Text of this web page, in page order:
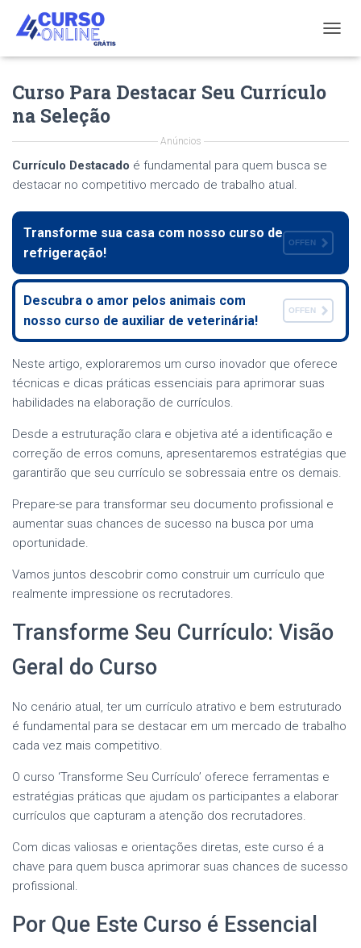
O
A
O
Curso Para Destacar Seu Currículo
na Seleção
Anúncios
Currículo Destacado é fundamental para quem busca se
destacar no competitivo mercado de trabalho atual.
Transforme sua casa com nosso curso de
refrigeração!
OFFEN
Descubra o amor pelos animais com
nosso curso de auxiliar de veterinária!
OFFEN
Neste artigo, exploraremos um curso inovador que oferece
técnicas e dicas práticas essenciais para aprimorar suas
habilidades na elaboração de currículos.
Desde a estruturação clara e objetiva até a identificação e
correção de erros comuns, apresentaremos estratégias que
garantirão que seu currículo se sobressaia entre os demais.
Prepare-se para transformar seu documento profissional e
aumentar suas chances de sucesso na busca por uma
oportunidade.
Vamos juntos descobrir como construir um currículo que
realmente impressione os recrutadores.
Transforme Seu Currículo: Visão
Geral do Curso
No cenário atual, ter um currículo atrativo e bem estruturado
é fundamental para se destacar em um mercado de trabalho
cada vez mais competitivo.
O curso ‘Transforme Seu Currículo’ oferece ferramentas e
estratégias práticas que ajudam os participantes a elaborar
currículos que capturam a atenção dos recrutadores.
Com dicas valiosas e orientações diretas, este curso é a
chave para quem busca aprimorar suas chances de sucesso
profissional.
Por Que Este Curso é Essencial